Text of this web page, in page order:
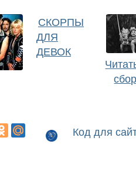
СКОРПЫ
ДЛЯ
ДЕВОК
Код для